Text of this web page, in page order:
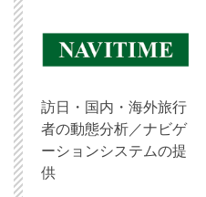
訪日・国内・海外旅行
者の動態分析／ナビゲ
ーションシステムの提
供